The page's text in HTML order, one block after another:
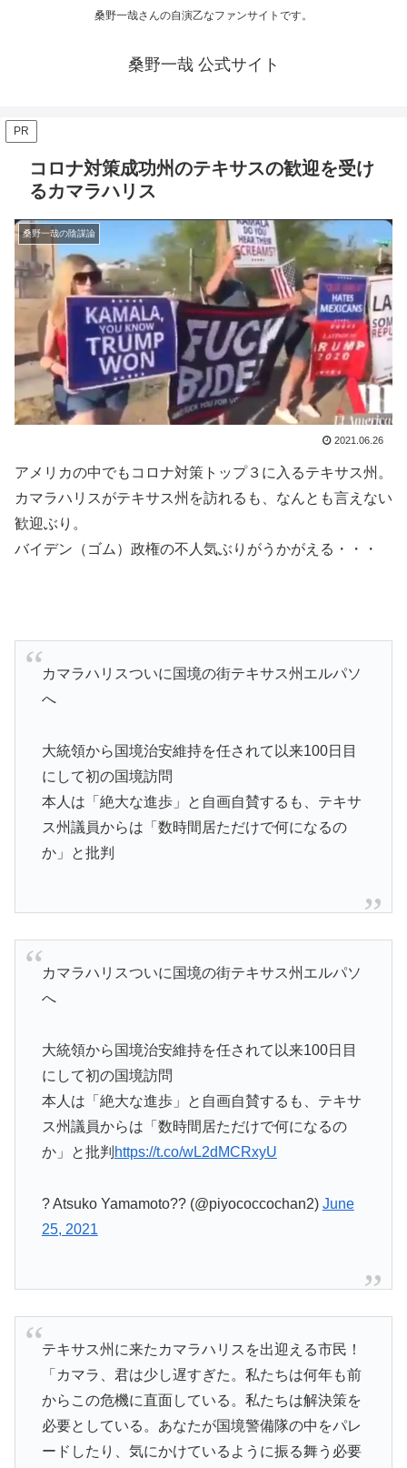
桑野一哉さんの自演乙なファンサイトです。
桑野一哉 公式サイト
PR
コロナ対策成功州のテキサスの歓迎を受け
るカマラハリス
桑野一哉の陰謀論
2021.06.26
アメリカの中でもコロナ対策トップ３に入るテキサス州。
カマラハリスがテキサス州を訪れるも、なんとも言えない
歓迎ぶり。
バイデン（ゴム）政権の不人気ぶりがうかがえる・・・
カマラハリスついに国境の街テキサス州エルパソ
へ
大統領から国境治安維持を任されて以来100日目
にして初の国境訪問
本人は「絶大な進歩」と自画自賛するも、テキサ
ス州議員からは「数時間居ただけで何になるの
か」と批判
カマラハリスついに国境の街テキサス州エルパソ
へ
大統領から国境治安維持を任されて以来100日目
にして初の国境訪問
本人は「絶大な進歩」と自画自賛するも、テキサ
ス州議員からは「数時間居ただけで何になるの
か」と批判 https://t.co/wL2dMCRxyU
? Atsuko Yamamoto?? (@piyococcochan2) June
25, 2021
テキサス州に来たカマラハリスを出迎える市民！
「カマラ、君は少し遅すぎた。私たちは何年も前
からこの危機に直面している。私たちは解決策を
必要としている。あなたが国境警備隊の中をパレ
ードしたり、気にかけているように振る舞う必要